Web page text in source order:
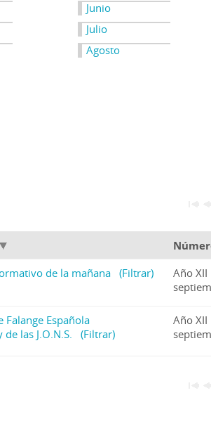
Junio
Julio
Agosto
de la mañana (Filtrar)
Año
Falange Española
las J.O.N.S.
(Filtrar)
Año